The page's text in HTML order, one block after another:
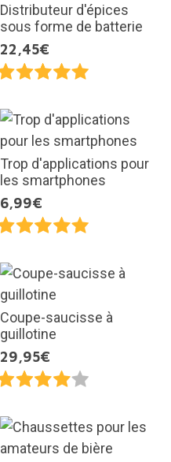
Distributeur d'épices
sous forme de batterie
22,45€
Trop d'applications pour
les smartphones
6,99€
Coupe-saucisse à
guillotine
29,95€